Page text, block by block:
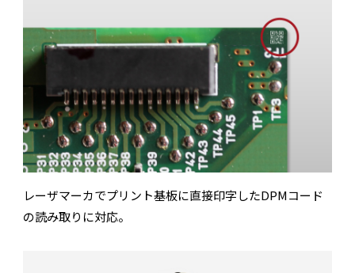
レーザマーカでプリント基板に直接印字したDPMコード
の読み取りに対応。